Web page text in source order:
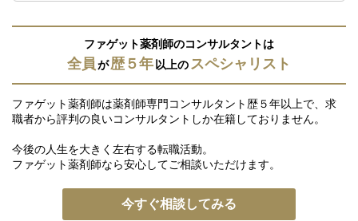
ファゲット薬剤師のコンサルタントは
全員が歴５年以上のスペシャリスト
ファゲット薬剤師は薬剤師専門コンサルタント歴５年以上で、求
職者から評判の良いコンサルタントしか在籍しておりません。
今後の人生を大きく左右する転職活動。
ファゲット薬剤師なら安心してご相談いただけます。
今すぐ相談してみる